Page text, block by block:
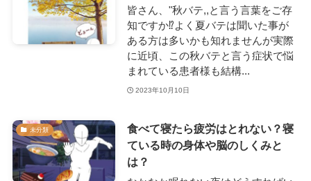
皆さん、"秋バテ,,と言う言葉をご存
知ですか⁉よく夏バテは聞いた事が
ある方は多いかも知れませんが実際
に近頃、この秋バテと言う症状で悩
まれている患者様も結構...
2023年10月10日
未分類
食べて寝たら疲労はとれない？寝
ている時の身体や脳のしくみと
は？